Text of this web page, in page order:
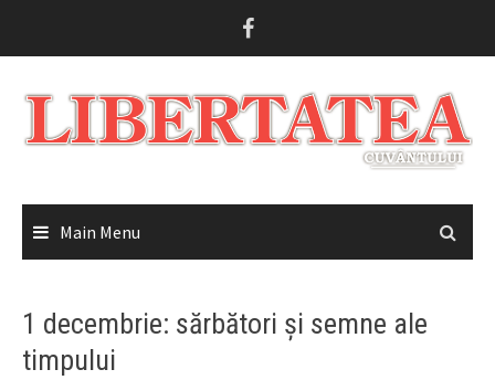
Main Menu
1 decembrie: sărbători și semne ale
timpului